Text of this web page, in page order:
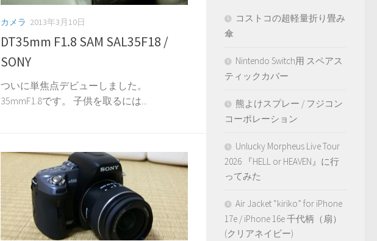
カメラ 2013年3月10日
DT35mm F1.8 SAM SAL35F18 /
SONY
ついに単焦点デビューしました。
35mmF1.8です。 子供を取るには...
コストコの超軽量折り畳み
傘
Nintendo Switch用 スペアス
ティックカバー
熊よけスプレー / フジコン
コーポレーション
Unlucky Morpheus Live Tour
2026 『HELL or HEAVEN』に行
ってみた
Air Jacket “kiriko” for iPhone
17e / iPhone 16e 千代柄（扇）
(クリアネイビー)